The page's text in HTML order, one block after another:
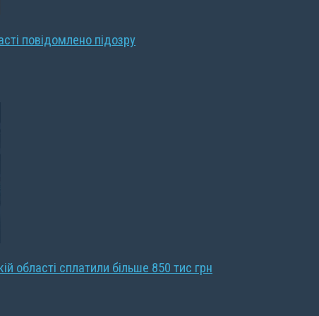
повідомлено підозру
області сплатили більше 850 тис грн